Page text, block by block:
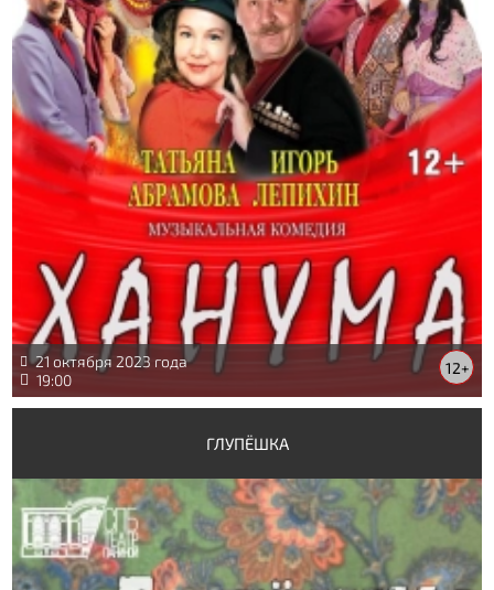
21 октября 2023 года
19:00
12+
ГЛУПЁШКА